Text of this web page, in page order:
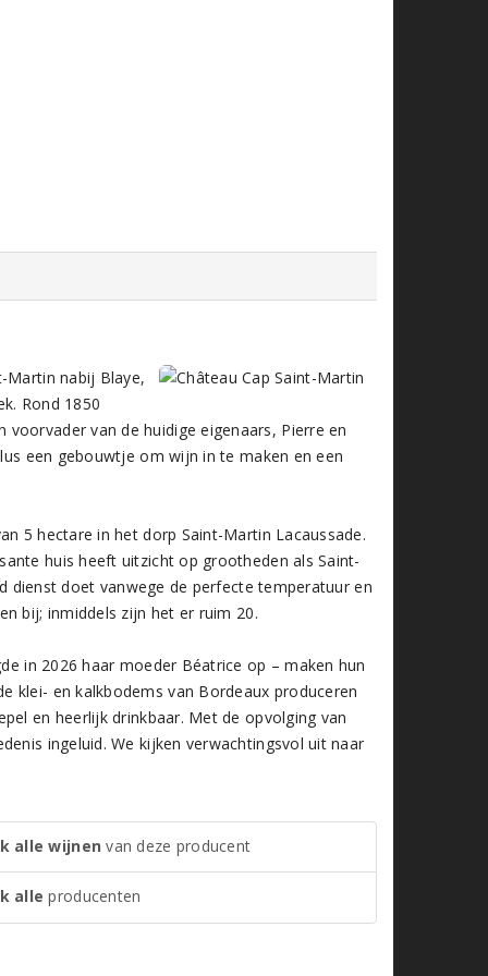
Martin nabij Blaye,
Rond 1850
van de huidige eigenaars, Pierre en
een gebouwtje om wijn in te maken en een
5 hectare in het dorp Saint-Martin Lacaussade.
huis heeft uitzicht op grootheden als Saint-
dienst doet vanwege de perfecte temperatuur en
bij; inmiddels zijn het er ruim 20.
in 2026 haar moeder Béatrice op – maken hun
klei- en kalkbodems van Bordeaux produceren
en heerlijk drinkbaar. Met de opvolging van
ingeluid. We kijken verwachtingsvol uit naar
alle wijnen van deze producent
alle producenten